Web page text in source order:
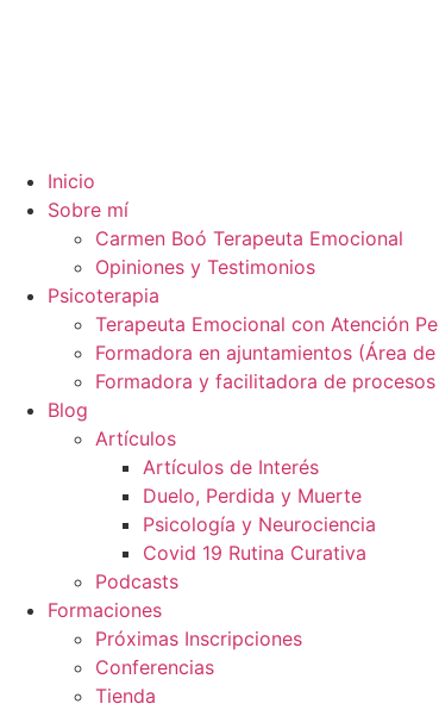
Inicio
Sobre mí
Carmen Boó Terapeuta Emocional
Opiniones y Testimonios
Psicoterapia
Terapeuta Emocional con Atención
Formadora en ajuntamientos (Área
Formadora y facilitadora de
Blog
Artículos
Artículos de Interés
Duelo, Perdida y Muerte
Psicología y Neurociencia
Covid 19 Rutina Curativa
Podcasts
Formaciones
Próximas Inscripciones
Conferencias
Tienda